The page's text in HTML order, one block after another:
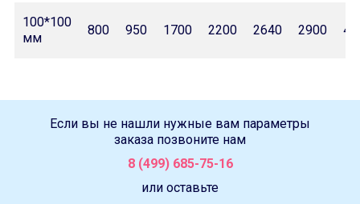
100*100
мм
800 950 1700 2200 2640 2900
Если вы не нашли нужные вам параметры
заказа позвоните нам
8 (499) 685-75-16
или оставьте